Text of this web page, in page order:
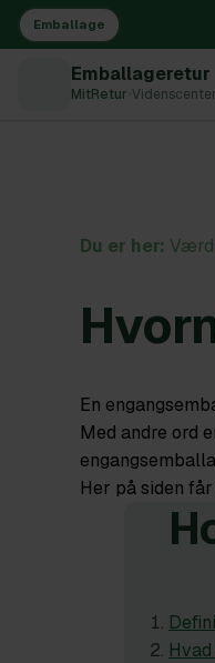
Emballage
Emballageretur
MitRetur Videnscenter
Du er her:
En
Med andre ord
Her på siden